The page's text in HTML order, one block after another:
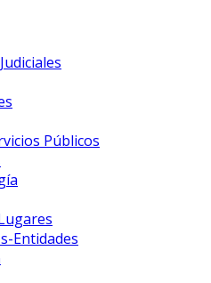
Públicos
Entidades